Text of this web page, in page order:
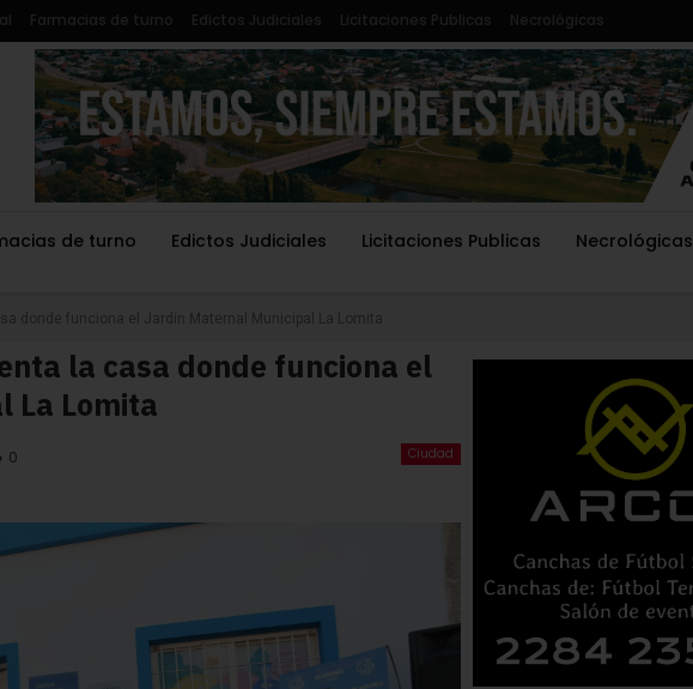
Farmacias de turno Edictos Judiciales Licitaciones Publicas Necrológicas
de turno Edictos Judiciales Licitaciones Publicas Necrológicas
donde funciona el Jardín Maternal Municipal La Lomita
la casa donde funciona el
La Lomita
Ciudad
0